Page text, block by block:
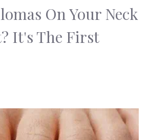
On Your Neck
It's The First